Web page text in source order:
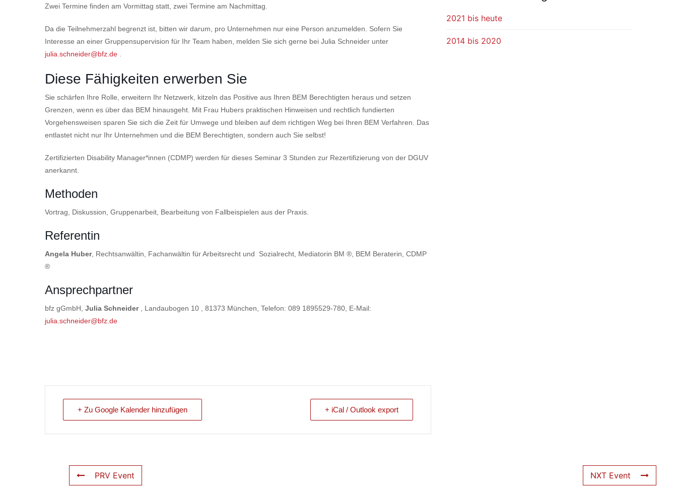
Zwei Termine finden am Vormittag statt, zwei Termine am Nachmittag.
Da die Teilnehmerzahl begrenzt ist, bitten wir darum, pro Unternehmen nur eine Person anzumelden. Sofern Sie
Interesse an einer Gruppensupervision für Ihr Team haben, melden Sie sich gerne bei Julia Schneider unter
julia.schneider@bfz.de
Diese Fähig­keiten erwerben Sie
Sie schärfen Ihre Rolle, erweitern Ihr Netzwerk, kitzeln das Positive aus Ihren BEM Berechtigten heraus und setzen
Grenzen, wenn es über das BEM hinausgeht. Mit Frau Hubers praktischen Hinweisen und rechtlich fundierten
Vorgehensweisen sparen Sie sich die Zeit für Umwege und bleiben auf dem richtigen Weg bei Ihren BEM Verfahren. Das
entlastet nicht nur Ihr Unternehmen und die BEM Berechtigten, sondern auch Sie selbst!
Zertifizierten Disability Manager*innen (CDMP) werden für dieses Seminar 3 Stunden zur Rezertifizierung von der DGUV
anerkannt.
Methoden
Vortrag, Diskussion, Gruppenarbeit, Bearbeitung von Fallbeispielen aus der Praxis.
Referentin
Angela Huber, Rechtsanwältin, Fachanwältin für Arbeitsrecht und Sozialrecht, Mediatorin BM ®, BEM Beraterin, CDMP
®
Ansprechpartner
bfz gGmbH, Julia Schneider, Landaubogen 10 , 81373 München, Telefon: 089 1895529-780, E-Mail:
julia.schneider@bfz.de
+ Zu Google Kalender hinzufügen + iCal / Outlook export
2021 bis heute
2014 bis 2020
PRV Event NXT Event